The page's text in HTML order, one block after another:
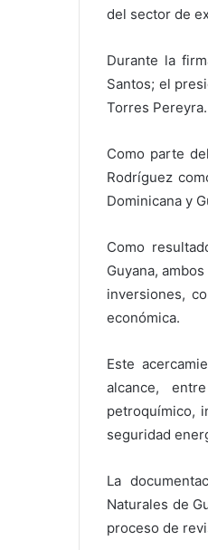
del sector de
Durante la
Santos; el
Torres Pereyra.
Como parte
Rodríguez
Dominicana y
Como
Guyana,
inversiones,
económica.
Este
alcance,
petroquímico,
seguridad
La
Naturales de
proceso de